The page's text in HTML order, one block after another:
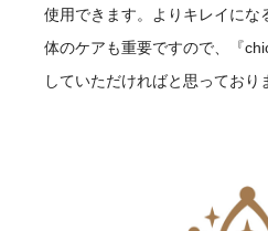
使用できます。よりキレイにな
体のケアも重要ですので、『
していただければと思っており